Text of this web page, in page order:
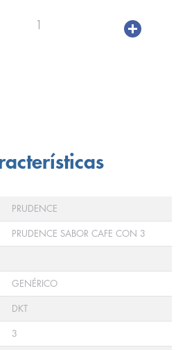
1
PRUDENCE
PRUDENCE SABOR CAFE CON 3
GENÉRICO
DKT
3